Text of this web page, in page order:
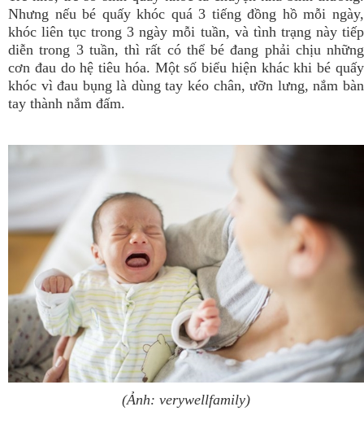
Nhưng nếu bé quấy khóc quá 3 tiếng đồng hồ mỗi ngày,
khóc liên tục trong 3 ngày mỗi tuần, và tình trạng này tiếp
diễn trong 3 tuần, thì rất có thể bé đang phải chịu những
cơn đau do hệ tiêu hóa. Một số biểu hiện khác khi bé quấy
khóc vì đau bụng là dùng tay kéo chân, ưỡn lưng, nắm bàn
tay thành nắm đấm.
(Ảnh: verywellfamily)